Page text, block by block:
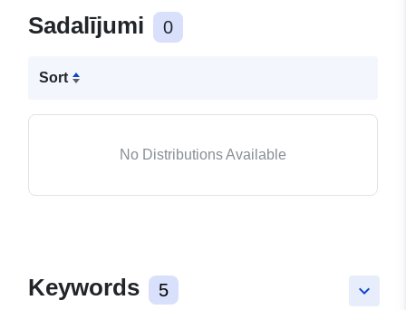
Sadalījumi 0
Sort
No Distributions Available
keyboard_arrow_down
Keywords 5